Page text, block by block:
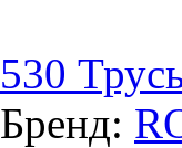
530
Бренд: